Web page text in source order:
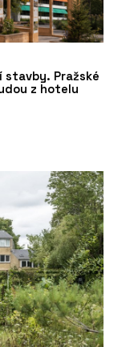
stavby. Pražské
z hotelu